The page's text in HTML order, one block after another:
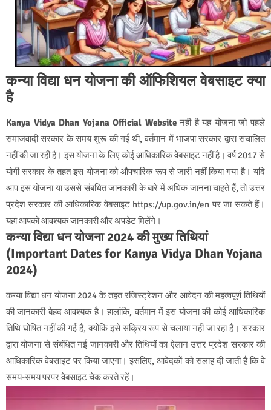
कन्या विद्या धन योजना की ऑफिशियल वेबसाइट क्या
है
Kanya Vidya Dhan Yojana Official Websiteनही है यह योजना जो पहले
समाजवादी सरकार के समय शुरू की गई थी, वर्तमान में भाजपा सरकार द्वारा संचालित
नहीं की जा रही है। इस योजना के लिए कोई आधिकारिक वेबसाइट नहीं है। वर्ष 2017 से
योगी सरकार के तहत इस योजना को औपचारिक रूप से जारी नहीं किया गया है। यदि
आप इस योजना या उससे संबंधित जानकारी के बारे में अधिक जानना चाहते हैं, तो उत्तर
प्रदेश सरकार की आधिकारिक वेबसाइट https://up.gov.in/en पर जा सकते हैं।
यहां आपको आवश्यक जानकारी और अपडेट मिलेंगे।
कन्या विद्या धन योजना 2024 की मुख्य तिथियां
(Important Dates for Kanya Vidya Dhan Yojana
2024)
कन्या विद्या धन योजना 2024 के तहत रजिस्ट्रेशन और आवेदन की महत्वपूर्ण तिथियों
की जानकारी बेहद आवश्यक है। हालांकि, वर्तमान में इस योजना की कोई आधिकारिक
तिथि घोषित नहीं की गई है, क्योंकि इसे सक्रिय रूप से चलाया नहीं जा रहा है। सरकार
द्वारा योजना से संबंधित नई जानकारी और तिथियों का ऐलान उत्तर प्रदेश सरकार की
आधिकारिक वेबसाइट पर किया जाएगा। इसलिए, आवेदकों को सलाह दी जाती है कि वे
समय-समय परपर वेबसाइट चेक करते रहें।